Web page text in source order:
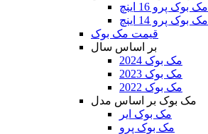
مک بوک پرو 16 اینچ
مک بوک پرو 14 اینچ
قیمت مک بوک
بر اساس سال
مک بوک 2024
مک بوک 2023
مک بوک 2022
مک بوک بر اساس مدل
مک بوک ایر
مک بوک پرو